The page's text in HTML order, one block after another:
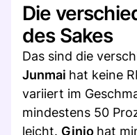
Die
des Sakes
Das sind die
Junmai hat keine
variiert im
mindestens 50
leicht. Ginjo hat